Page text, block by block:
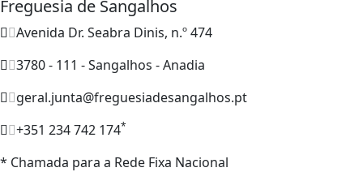
Freguesia de Sangalhos
Avenida Dr. Seabra Dinis, n.º 474
3780 - 111 - Sangalhos - Anadia
geral.junta@freguesiadesangalhos.pt
+351 234 742 174*
* Chamada para a Rede Fixa Nacional